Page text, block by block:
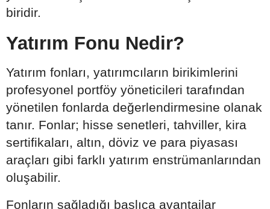
biridir.
Yatırım Fonu Nedir?
Yatırım fonları, yatırımcıların birikimlerini
profesyonel portföy yöneticileri tarafından
yönetilen fonlarda değerlendirmesine olanak
tanır. Fonlar; hisse senetleri, tahviller, kira
sertifikaları, altın, döviz ve para piyasası
araçları gibi farklı yatırım enstrümanlarından
oluşabilir.
Fonların sağladığı başlıca avantajlar